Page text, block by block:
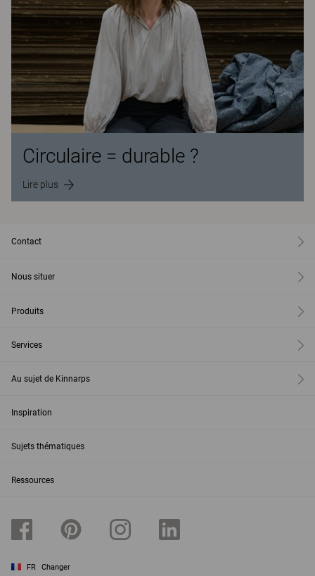
Circulaire = durable ?
Lire plus
Contact
Nous situer
Produits
Services
Au sujet de Kinnarps
Inspiration
Sujets thématiques
Ressources
FR Changer